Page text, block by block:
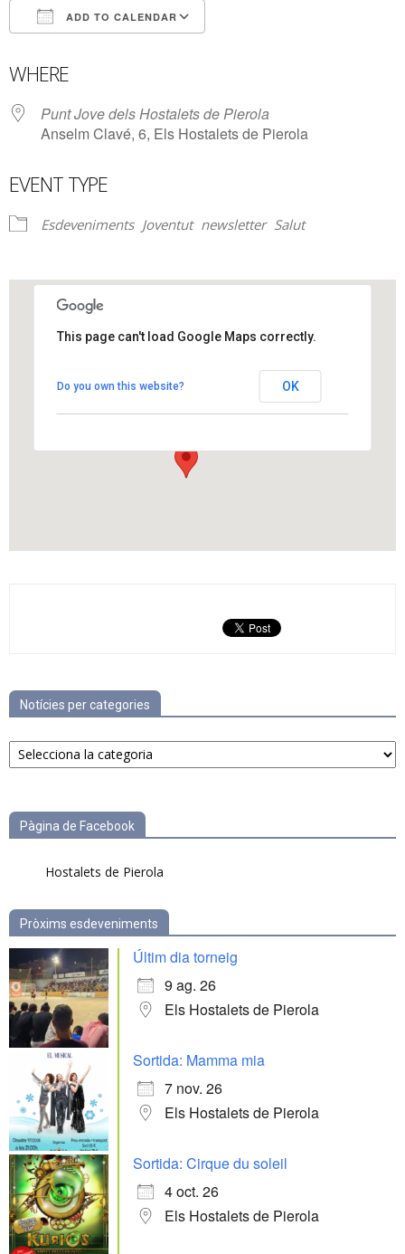
ADD TO CALENDAR
WHERE
Punt Jove dels Hostalets de Pierola
Anselm Clavé, 6, Els Hostalets de Pierola
EVENT TYPE
Esdeveniments Joventut newsletter Salut
Punt Jove dels Hostalets de Pierola
Anselm Clavé, 6 - Els Hostalets de Pierola
View Events
This page can't load Google Maps correctly.
Do you own this website? OK
Notícies per categories
Notícies
per
Pàgina de Facebook
Hostalets de Pierola
Pròxims esdeveniments
Últim dia torneig
9 ag. 26
Els Hostalets de Pierola
Sortida: Mamma mia
7 nov. 26
Els Hostalets de Pierola
Sortida: Cirque du soleil
4 oct. 26
Els Hostalets de Pierola